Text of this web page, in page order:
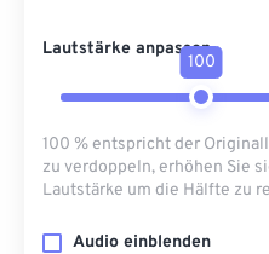
Lautstärke anpassen
100
100 % entspricht der
zu verdoppeln, erhöhen Sie
Lautstärke um die Hälfte zu
Audio einblenden